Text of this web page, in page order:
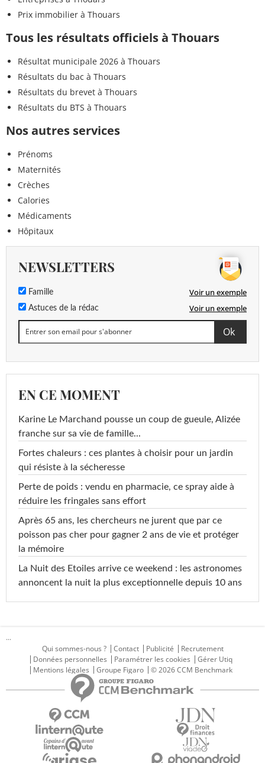
Prix immobilier à Thouars
Tous les résultats officiels à Thouars
Résultat municipale 2026 à Thouars
Résultats du bac à Thouars
Résultats du brevet à Thouars
Résultats du BTS à Thouars
Nos autres services
Prénoms
Maternités
Crèches
Calories
Médicaments
Hôpitaux
NEWSLETTERS
Famille Voir un exemple
Astuces de la rédac Voir un exemple
EN CE MOMENT
Karine Le Marchand pousse un coup de gueule, Alizée
franche sur sa vie de famille...
Fortes chaleurs : ces plantes à choisir pour un jardin
qui résiste à la sécheresse
Perte de poids : vendu en pharmacie, ce spray aide à
réduire les fringales sans effort
Après 65 ans, les chercheurs ne jurent que par ce
poisson pas cher pour gagner 2 ans de vie et protéger
la mémoire
La Nuit des Etoiles arrive ce weekend : les astronomes
annoncent la nuit la plus exceptionnelle depuis 10 ans
...
Qui sommes-nous ?
Contact Publicité
Recrutement
Données personnelles
Paramétrer les cookies
Gérer Utiq
Mentions légales
Groupe Figaro © 2026 CCM Benchmark